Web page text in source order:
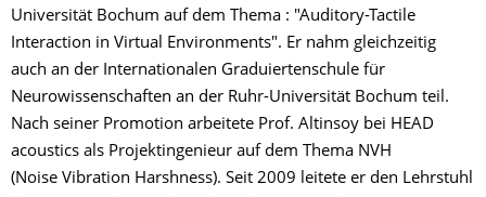
Universität Bochum auf dem Thema : "Auditory-Tactile
Interaction in Virtual Environments". Er nahm gleichzeitig
auch an der Internationalen Graduiertenschule für
Neurowissenschaften an der Ruhr-Universität Bochum teil.
Nach seiner Promotion arbeitete Prof. Altinsoy bei HEAD
acoustics als Projektingenieur auf dem Thema NVH
(Noise Vibration Harshness). Seit 2009 leitete er den Lehrstuhl